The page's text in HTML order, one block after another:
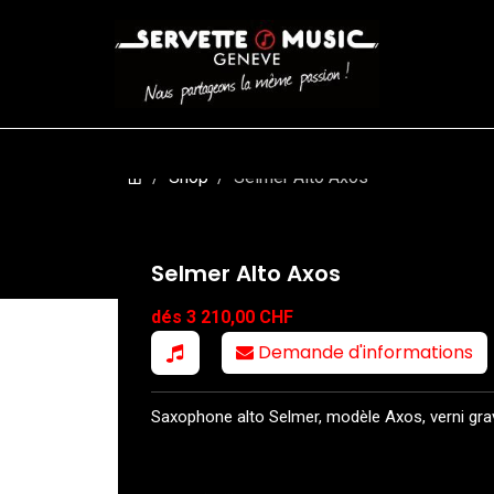
Shop Selmer Alto Axos
Selmer Alto Axos
dés 3 210,00 CHF
Demande d'informations
Saxophone alto Selmer, modèle Axos, verni